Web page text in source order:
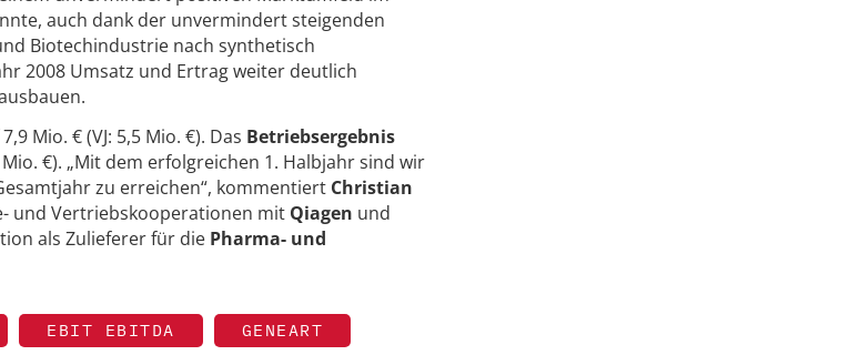
auch dank der unvermindert steigenden
Biotechindustrie nach synthetisch
2008 Umsatz und Ertrag weiter deutlich
Mio. € (VJ: 5,5 Mio. €). Das Betriebsergebnis
€). „Mit dem erfolgreichen 1. Halbjahr sind wir
zu erreichen“, kommentiert Christian
und Vertriebskooperationen mit Qiagen und
als Zulieferer für die Pharma- und
EBIT EBITDA GENEART